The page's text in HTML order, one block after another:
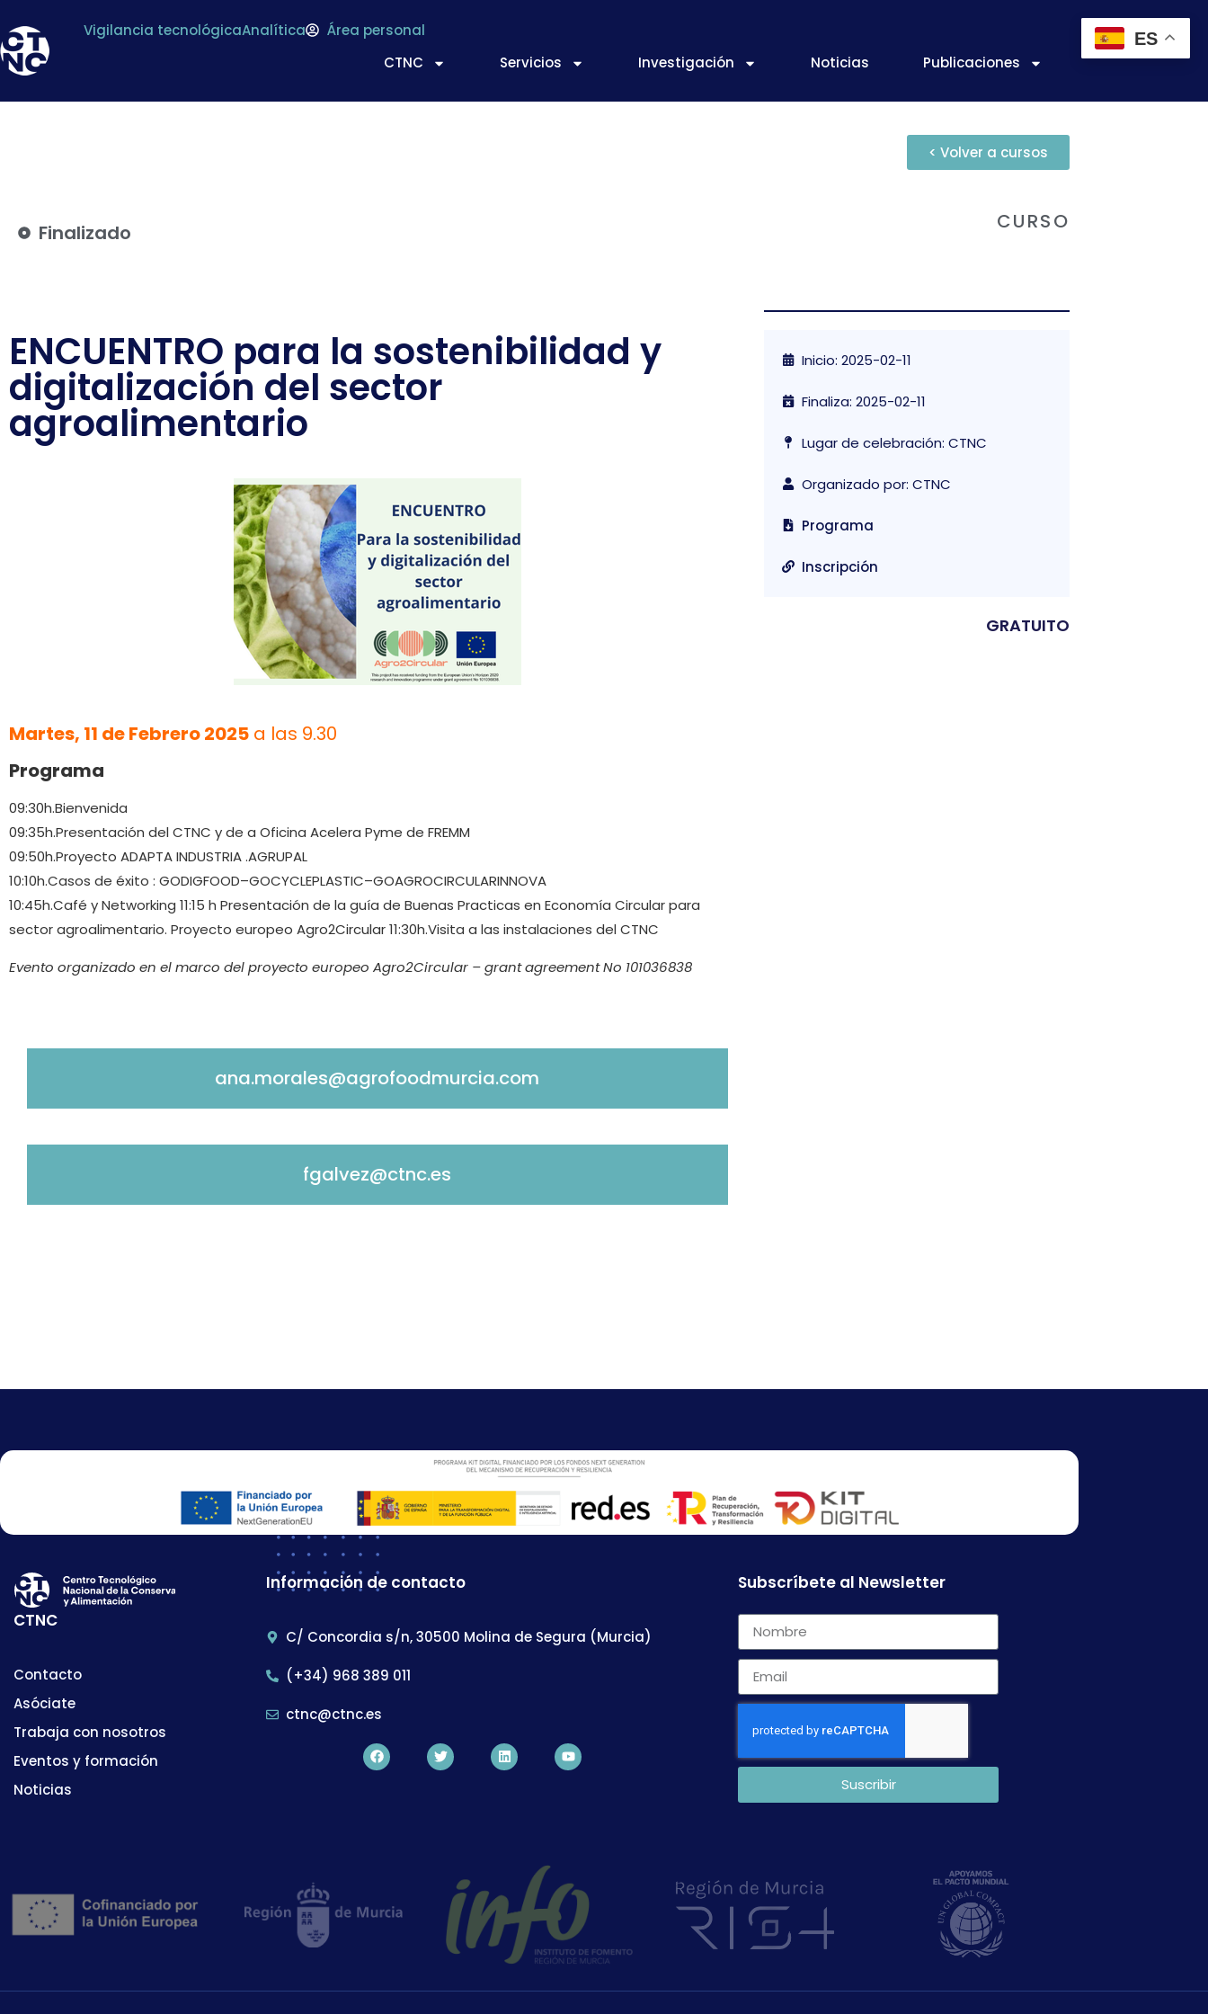
Vigilancia tecnológicaAnalítica
Área personal
CTNC
Servicios Investigación Noticias Publicaciones
< Volver a cursos
Finalizado CURSO
ENCUENTRO para la sostenibilidad y
digitalización del sector
agroalimentario
Martes, 11 de Febrero 2025 a las 9.30
Programa
09:30h.Bienvenida
09:35h.Presentación del CTNC y de a Oficina Acelera Pyme de FREMM
09:50h.Proyecto ADAPTA INDUSTRIA .AGRUPAL
10:10h.Casos de éxito : GODIGFOOD–GOCYCLEPLASTIC–GOAGROCIRCULARINNOVA
10:45h.Café y Networking 11:15 h Presentación de la guía de Buenas Practicas en Economía Circular para
sector agroalimentario. Proyecto europeo Agro2Circular 11:30h.Visita a las instalaciones del CTNC
Evento organizado en el marco del proyecto europeo Agro2Circular – grant agreement No 101036838
ana.morales@agrofoodmurcia.com
fgalvez@ctnc.es
Inicio: 2025-02-11
Finaliza: 2025-02-11
Lugar de celebración: CTNC
Organizado por: CTNC
Programa
Inscripción
GRATUITO
CTNC
Contacto
Asóciate
Trabaja con nosotros
Eventos y formación
Noticias
Información de contacto
C/ Concordia s/n, 30500 Molina de Segura (Murcia)
(+34) 968 389 011
ctnc@ctnc.es
Subscríbete al Newsletter
Suscribir
ES